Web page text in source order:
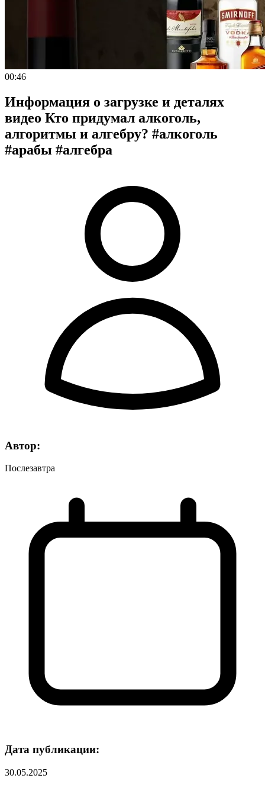
00:46
Информация о загрузке и деталях
видео Кто придумал алкоголь,
алгоритмы и алгебру? #алкоголь
#арабы #алгебра
Автор:
Послезавтра
Дата публикации:
30.05.2025